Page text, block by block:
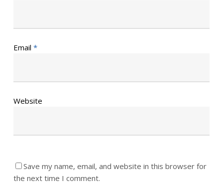
Email *
Website
Save my name, email, and website in this browser for
the next time I comment.